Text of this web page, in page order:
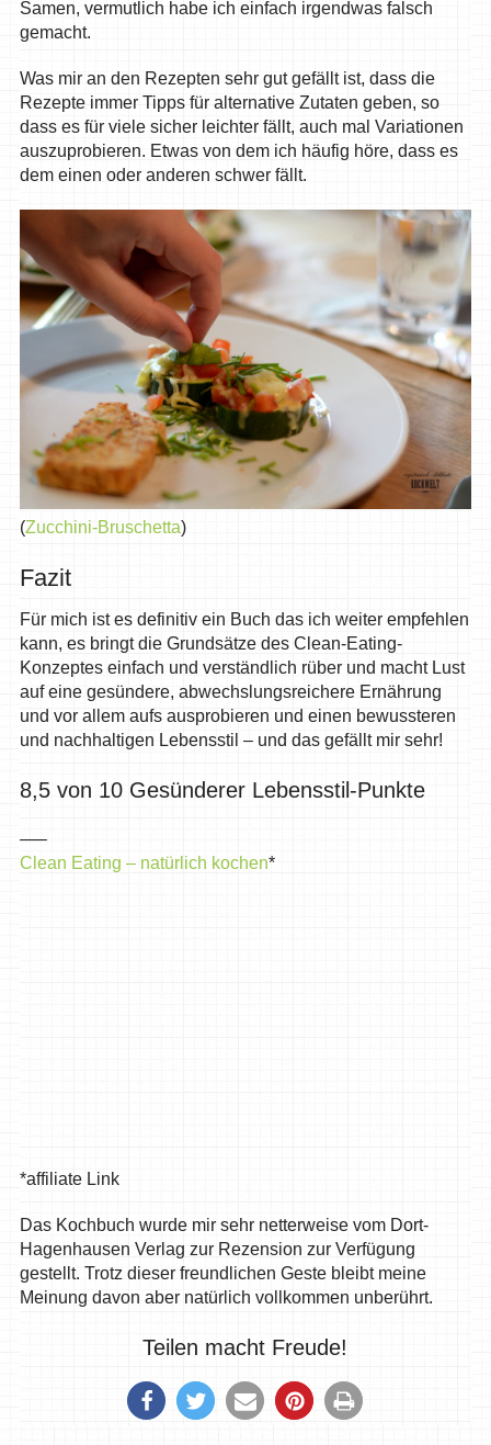
Samen, vermutlich habe ich einfach irgendwas falsch
gemacht.
Was mir an den Rezepten sehr gut gefällt ist, dass die
Rezepte immer Tipps für alternative Zutaten geben, so
dass es für viele sicher leichter fällt, auch mal Variationen
auszuprobieren. Etwas von dem ich häufig höre, dass es
dem einen oder anderen schwer fällt.
(Zucchini-Bruschetta)
Fazit
Für mich ist es definitiv ein Buch das ich weiter empfehlen
kann, es bringt die Grundsätze des Clean-Eating-
Konzeptes einfach und verständlich rüber und macht Lust
auf eine gesündere, abwechslungsreichere Ernährung
und vor allem aufs ausprobieren und einen bewussteren
und nachhaltigen Lebensstil – und das gefällt mir sehr!
8,5 von 10 Gesünderer Lebensstil-Punkte
—–
Clean Eating – natürlich kochen*
*affiliate Link
Das Kochbuch wurde mir sehr netterweise vom Dort-
Hagenhausen Verlag zur Rezension zur Verfügung
gestellt. Trotz dieser freundlichen Geste bleibt meine
Meinung davon aber natürlich vollkommen unberührt.
Teilen macht Freude!